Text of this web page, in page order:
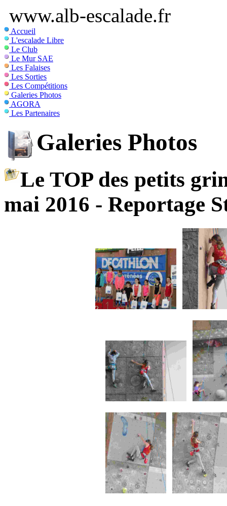
www.alb-escalade.fr
Accueil
L'escalade Libre
Le Club
Le Mur SAE
Les Falaises
Les Sorties
Les Compétitions
Galeries Photos
AGORA
Les Partenaires
Galeries Photos
Le TOP des petits
mai 2016 - Reportage